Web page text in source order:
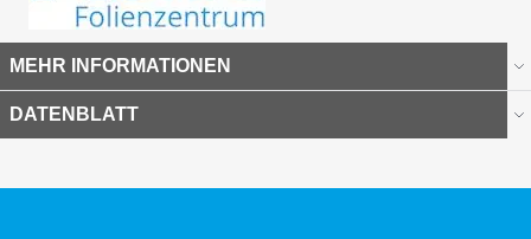
MEHR INFORMATIONEN
DATENBLATT